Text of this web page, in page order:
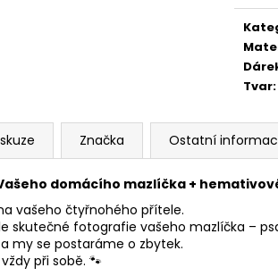
cena:
Tvar:
Značka Ostatní
domácího mazlíčka +
vašeho čtyřnohého přítele.
fotografie vašeho mazlíčka –
my se postaráme o zbytek.
při sobě. 🐾